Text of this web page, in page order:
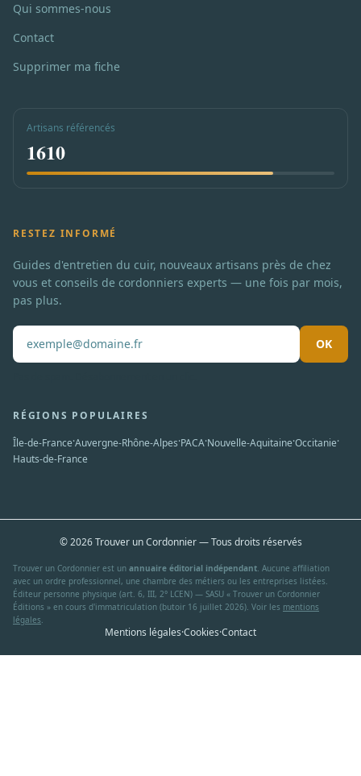
Qui sommes-nous
Contact
Supprimer ma fiche
Artisans référencés
1610
RESTEZ INFORMÉ
Guides d'entretien du cuir, nouveaux artisans près de chez
vous et conseils de cordonniers experts — une fois par mois,
pas plus.
OK
RÉGIONS POPULAIRES
Île-de-France·Auvergne-Rhône-Alpes·PACA·Nouvelle-Aquitaine·Occitanie·
Hauts-de-France
© 2026 Trouver un Cordonnier — Tous droits réservés
Trouver un Cordonnier est un annuaire éditorial indépendant. Aucune affiliation
avec un ordre professionnel, une chambre des métiers ou les entreprises listées.
Éditeur personne physique (art. 6, III, 2° LCEN) — SASU « Trouver un Cordonnier
Éditions » en cours d'immatriculation (butoir 16 juillet 2026). Voir les mentions
légales.
Mentions légales·Cookies·Contact